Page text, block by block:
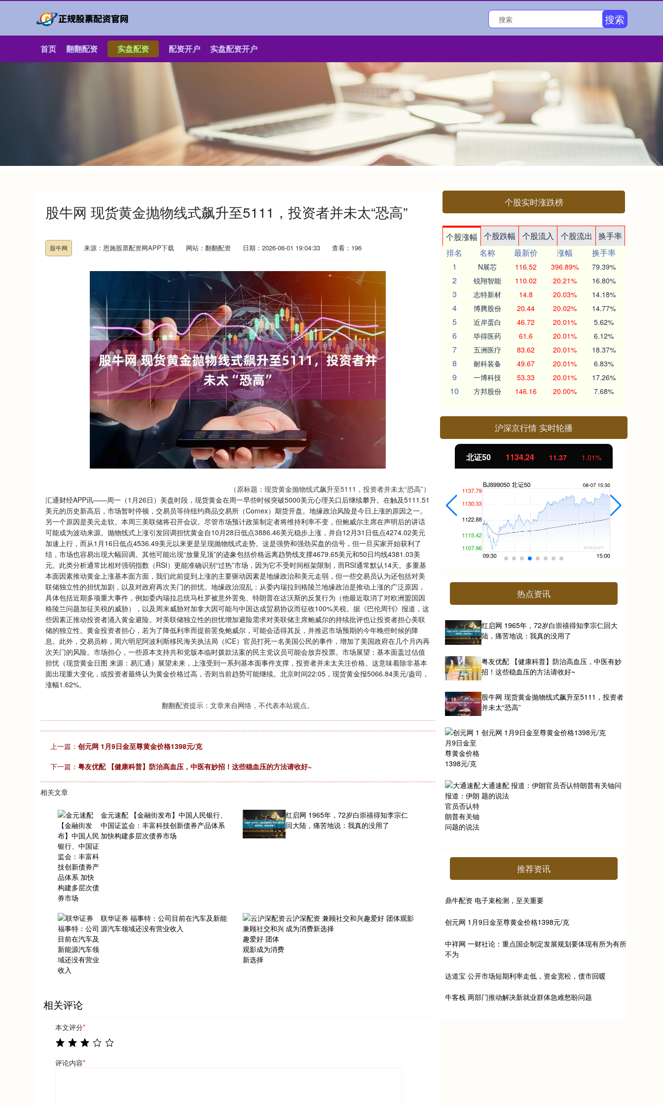
搜索
首页 翻翻配资 实盘配资 配资开户 实盘配资开户
股牛网 现货黄金抛物线式飙升至5111，投资者并未太“恐高”
股牛网 来源：恩施股票配资网APP下载 网站：翻翻配资 日期：2026-06-01 19:04:33 查看：196
（原标题：现货黄金抛物线式飙升至5111，投资者并未太“恐高”）
汇通财经APP讯——周一（1月26日）美盘时段，现货黄金在周一早些时候突破5000美元心理关口后继续攀升。在触及5111.51
美元的历史新高后，市场暂时停顿，交易员等待纽约商品交易所（Comex）期货开盘。地缘政治风险是今日上涨的原因之一。
另一个原因是美元走软。本周三美联储将召开会议。尽管市场预计政策制定者将维持利率不变，但鲍威尔主席在声明后的讲话
可能成为波动来源。抛物线式上涨引发回调担忧黄金自10月28日低点3886.46美元稳步上涨，并自12月31日低点4274.02美元
加速上行，而从1月16日低点4536.49美元以来更是呈现抛物线式走势。这是强势和强劲买盘的信号，但一旦买家开始获利了
结，市场也容易出现大幅回调。其他可能出现“放量见顶”的迹象包括价格远离趋势线支撑4679.65美元和50日均线4381.03美
元。此类分析通常比相对强弱指数（RSI）更能准确识别“过热”市场，因为它不受时间框架限制，而RSI通常默认14天。多重基
本面因素推动黄金上涨基本面方面，我们此前提到上涨的主要驱动因素是地缘政治和美元走弱，但一些交易员认为还包括对美
联储独立性的担忧加剧，以及对政府再次关门的担忧。地缘政治混乱：从委内瑞拉到格陵兰地缘政治是推动上涨的广泛原因，
具体包括近期多项重大事件，例如委内瑞拉总统马杜罗被意外罢免、特朗普在达沃斯的反复行为（他最近取消了对欧洲盟国因
格陵兰问题加征关税的威胁），以及周末威胁对加拿大因可能与中国达成贸易协议而征收100%关税。据《巴伦周刊》报道，这
些因素正推动投资者涌入黄金避险。对美联储独立性的担忧增加避险需求对美联储主席鲍威尔的持续批评也让投资者担心美联
储的独立性。黄金投资者担心，若为了降低利率而提前罢免鲍威尔，可能会适得其反，并推迟市场预期的今年晚些时候的降
息。此外，交易员称，周六明尼阿波利斯移民海关执法局（ICE）官员打死一名美国公民的事件，增加了美国政府在几个月内再
次关门的风险。市场担心，一些原本支持共和党版本临时拨款法案的民主党议员可能会放弃投票。市场展望：基本面盖过估值
担忧（现货黄金日图 来源：易汇通）展望未来，上涨受到一系列基本面事件支撑，投资者并未太关注价格。这意味着除非基本
面出现重大变化，或投资者最终认为黄金价格过高，否则当前趋势可能继续。北京时间22:05，现货黄金报5066.84美元/盎司，
涨幅1.62%。
翻翻配资提示：文章来自网络，不代表本站观点。
上一篇： 创元网 1月9日金至尊黄金价格1398元/克
下一篇： 粤友优配 【健康科普】防治高血压，中医有妙招！这些稳血压的方法请收好~
相关文章
金元速配 【金融街发布】中国人民银行、
中国证监会：丰富科技创新债券产品体系
加快构建多层次债券市场
红启网 1965年，72岁白崇禧得知李宗仁
回大陆，痛苦地说：我真的没用了
联华证券 福事特：公司目前在汽车及新能
源汽车领域还没有营业收入
云沪深配资 兼顾社交和兴趣爱好 团体观影
成为消费新选择
相关评论
本文评分*
评论内容*
个股实时涨跌榜
个股涨幅 个股跌幅 个股流入 个股流出
换手率
排名
名称 最新价 涨幅
换手率
1
N展芯 116.52 396.89% 79.39%
2 锐翔智能 110.02 20.21% 16.80%
3 志特新材 14.8 20.03% 14.18%
4 博腾股份 20.44 20.02% 14.77%
5 近岸蛋白 46.72 20.01% 5.62%
6 毕得医药 61.6 20.01% 6.12%
7 五洲医疗 83.62 20.01% 18.37%
8 耐科装备 49.67 20.01% 6.83%
9 一博科技 53.33 20.01% 17.26%
10 方邦股份 146.16 20.00% 7.68%
沪深京行情 实时轮播
14311.01 200.89 1.42% 沪深300 4694.44 北证50 1134.24 11.37 1.01%
热点资讯
红启网 1965年，72岁白崇禧得知李宗仁回大
陆，痛苦地说：我真的没用了
粤友优配 【健康科普】防治高血压，中医有妙
招！这些稳血压的方法请收好~
股牛网 现货黄金抛物线式飙升至5111，投资者
并未太“恐高”
创元网 1月9日金至尊黄金价格1398元/克
大通速配 报道：伊朗官员否认特朗普有关铀问
题的说法
推荐资讯
鼎牛配资 电子束检测，至关重要
创元网 1月9日金至尊黄金价格1398元/克
中祥网 一财社论：重点国企制定发展规划要体现有所为有所
不为
达道宝 公开市场短期利率走低，资金宽松，债市回暖
牛客栈 两部门推动解决新就业群体急难愁盼问题